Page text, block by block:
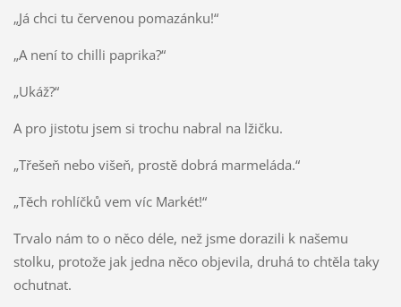
„Já chci tu červenou pomazánku!“
„A není to chilli paprika?“
„Ukáž?“
A pro jistotu jsem si trochu nabral na lžičku.
„Třešeň nebo višeň, prostě dobrá marmeláda.“
„Těch rohlíčků vem víc Markét!“
Trvalo nám to o něco déle, než jsme dorazili k našemu
stolku, protože jak jedna něco objevila, druhá to chtěla taky
ochutnat.